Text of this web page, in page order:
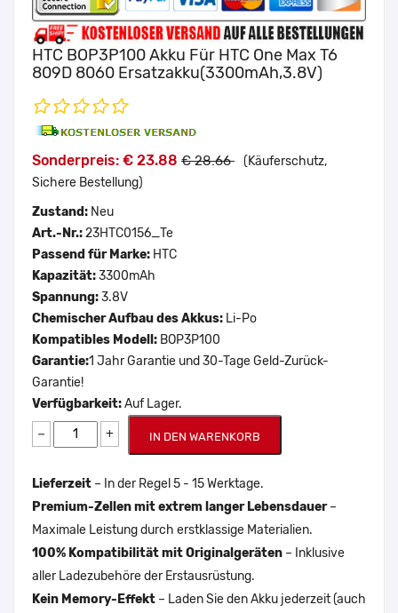
HTC BOP3P100 Akku Für HTC One Max T6
809D 8060 Ersatzakku(3300mAh,3.8V)
Sonderpreis: € 23.88 € 28.66 (Käuferschutz,
Sichere Bestellung)
Zustand: Neu
Art.-Nr.:23HTC0156_Te
Passend für Marke: HTC
Kapazität:3300mAh
Spannung:3.8V
Chemischer Aufbau des Akkus: Li-Po
Kompatibles Modell: BOP3P100
Garantie:1 Jahr Garantie und 30-Tage Geld-Zurück-
Garantie!
Verfügbarkeit:Auf Lager.
− + IN DEN WARENKORB
Lieferzeit – In der Regel 5 - 15 Werktage.
Premium-Zellen mit extrem langer Lebensdauer–
Maximale Leistung durch erstklassige Materialien.
100% Kompatibilität mit Originalgeräten – Inklusive
aller Ladezubehöre der Erstausrüstung.
Kein Memory-Effekt – Laden Sie den Akku jederzeit (auch